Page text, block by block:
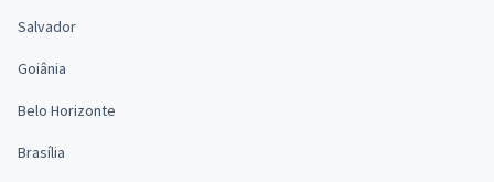
Salvador
Goiânia
Belo Horizonte
Brasília